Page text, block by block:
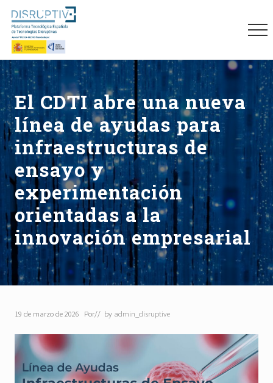
Menu
Skip
main
content
Skip
primary
sidebar
Skip
footer
El CDTI abre una nueva
línea de ayudas para
infraestructuras de
ensayo y
experimentación
orientadas a la
innovación empresarial
19 de marzo de 2026 Por// by admin_disruptive